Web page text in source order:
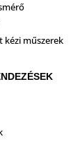
kézi műszerek